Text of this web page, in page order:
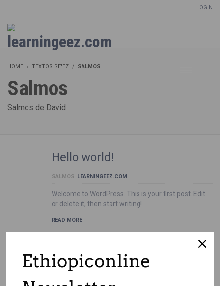
LOGIN
HOME TEXTOS GE'EZ SALMOS
Salmos
Salmos de David
Hello world!
SALMOS LEARNINGEEZ.COM
Welcome to WordPress. This is your first post. Edit
or delete it, then start writing!
READ MORE
Ethiopiconline